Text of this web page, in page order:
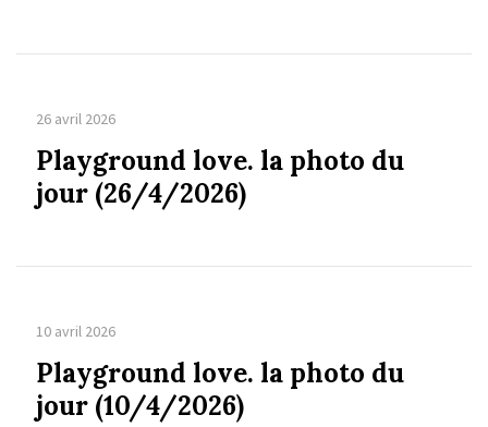
26 avril 2026
Playground love. la photo du
jour (26/4/2026)
10 avril 2026
Playground love. la photo du
jour (10/4/2026)